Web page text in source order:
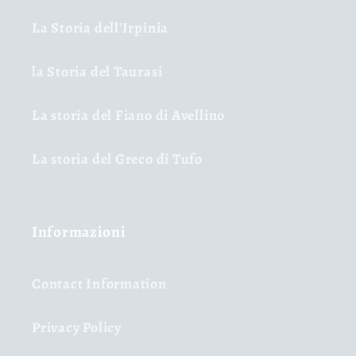
La Storia dell'Irpinia
la Storia del Taurasi
La storia del Fiano di Avellino
La storia del Greco di Tufo
Informazioni
Contact Information
Privacy Policy